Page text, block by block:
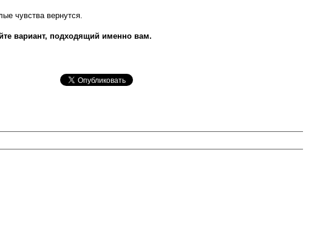
чувства вернутся.
вариант, подходящий именно вам.